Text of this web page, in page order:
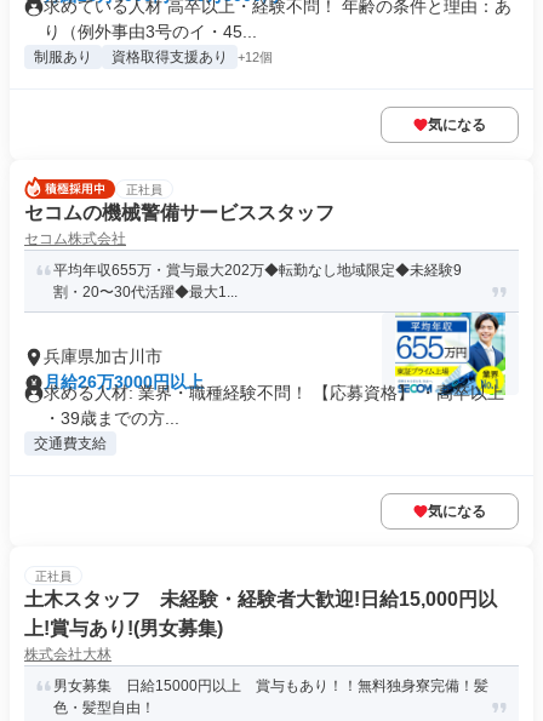
求めている人材 高卒以上・経験不問！ 年齢の条件と理由：あ
り（例外事由3号のイ・45...
制服あり 資格取得支援あり +12個
気になる
正社員
セコムの機械警備サービススタッフ
セコム株式会社
平均年収655万・賞与最大202万◆転勤なし地域限定◆未経験9
割・20〜30代活躍◆最大1...
兵庫県加古川市
月給26万3000円以上
求める人材: 業界・職種経験不問！ 【応募資格】 ・高卒以上
・39歳までの方...
交通費支給
気になる
正社員
土木スタッフ 未経験・経験者大歓迎!日給15,000円以
上!賞与あり!(男女募集)
株式会社大林
男女募集 日給15000円以上 賞与もあり！！無料独身寮完備！髪
色・髪型自由！